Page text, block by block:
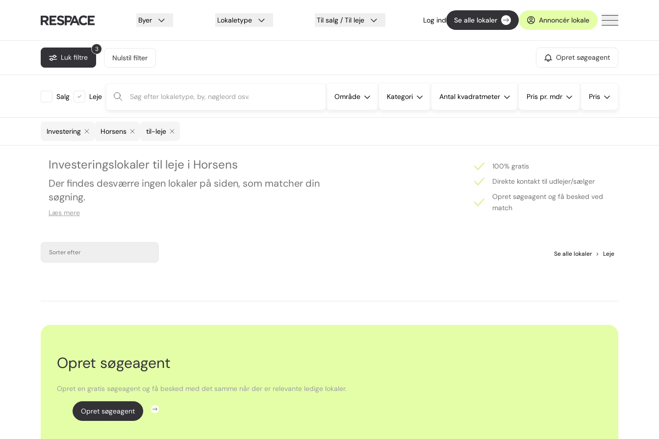
Byer Lokaletype Til salg / Til leje Log ind Se alle lokaler Annoncér lokale
3
Luk filtre Nulstil filter Opret søgeagent
Salg Leje Område Kategori Antal kvadratmeter Pris pr. mdr Pris
Investering Horsens til-leje
Investeringslokaler til leje i Horsens
Der findes desværre ingen lokaler på siden, som matcher din
søgning.
Læs mere
100% gratis
Direkte kontakt til udlejer/sælger
Opret søgeagent og få besked ved
match
Sorter efter Se alle lokaler > Leje
Opret søgeagent
Opret en gratis søgeagent og få besked med det samme når der er relevante ledige lokaler.
Opret søgeagent